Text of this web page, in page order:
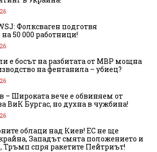
Фолксваген подготвя
50 000 работници!
е босът на разбитата от МВР мощна
на фентанила – убиец?
– Широката вече е обвиняем от
ВиК Бургас, но духна в чужбина!
облаци над Киев! ЕС не ще
Западът смята положението и
Тръмп спря ракетите Пейтриът!